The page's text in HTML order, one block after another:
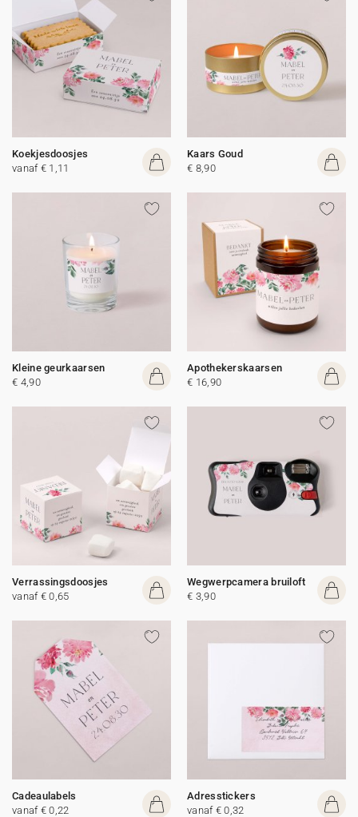
Koekjesdoosjes
vanaf € 1,11
Kaars Goud
€ 8,90
Kleine geurkaarsen
€ 4,90
Apothekerskaarsen
€ 16,90
Verrassingsdoosjes
vanaf € 0,65
Wegwerpcamera bruiloft
€ 3,90
Cadeaulabels
vanaf € 0,22
Adresstickers
vanaf € 0,32